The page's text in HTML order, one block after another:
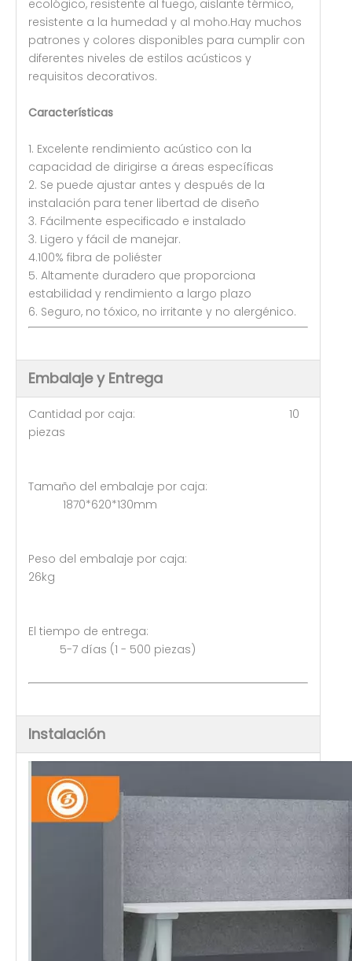
ecológico, resistente al fuego, aislante térmico,
resistente a la humedad y al moho.Hay muchos
patrones y colores disponibles para cumplir con
diferentes niveles de estilos acústicos y
requisitos decorativos.
Características
1. Excelente rendimiento acústico con la
capacidad de dirigirse a áreas específicas
2. Se puede ajustar antes y después de la
instalación para tener libertad de diseño
3. Fácilmente especificado e instalado
3. Ligero y fácil de manejar.
4.100% fibra de poliéster
5. Altamente duradero que proporciona
estabilidad y rendimiento a largo plazo
6. Seguro, no tóxico, no irritante y no alergénico.
Embalaje y Entrega
Cantidad por caja: 10
piezas
Tamaño del embalaje por caja:
1870*620*130mm
Peso del embalaje por caja:
26kg
El tiempo de entrega:
5-7 días (1 - 500 piezas)
Instalación